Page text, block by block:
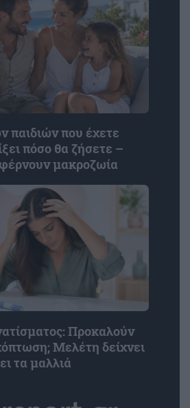
παιδιών που έχετε
πόσο θα ζήσετε –
μακροζωία
Προκαλούν
Μελέτη δείχνει
τα μαλλιά